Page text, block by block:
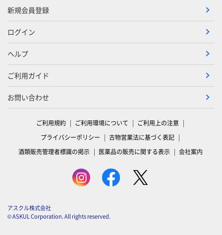
新規会員登録
ログイン
ヘルプ
ご利用ガイド
お問い合わせ
ご利用規約 ご利用環境について
ご利用上の注意
プライバシーポリシー
古物営業法に基づく表記
酒類販売管理者標識の掲示
医薬品の販売に関する表示 会社案内
アスクル株式会社
© ASKUL Corporation. All rights reserved.